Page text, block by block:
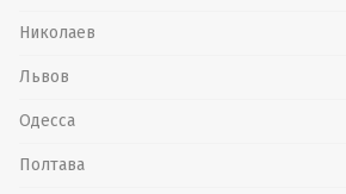
Николаев
Львов
Одесса
Полтава